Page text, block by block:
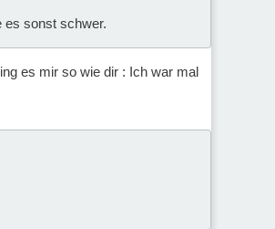
es sonst schwer.
es mir so wie dir : Ich war mal